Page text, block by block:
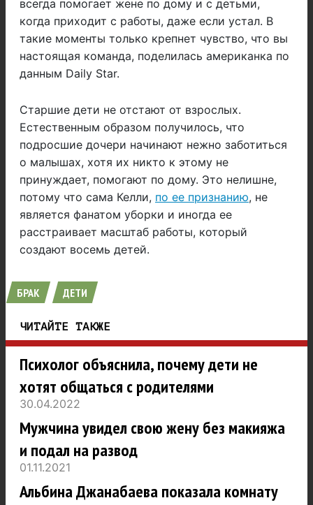
всегда помогает жене по дому и с детьми,
когда приходит с работы, даже если устал. В
такие моменты только крепнет чувство, что вы
настоящая команда, поделилась американка по
данным Daily Star.
Старшие дети не отстают от взрослых.
Естественным образом получилось, что
подросшие дочери начинают нежно заботиться
о малышах, хотя их никто к этому не
принуждает, помогают по дому. Это нелишне,
потому что сама Келли, по ее признанию, не
является фанатом уборки и иногда ее
расстраивает масштаб работы, который
создают восемь детей.
БРАК ДЕТИ
ЧИТАЙТЕ ТАКЖЕ
Психолог объяснила, почему дети не
хотят общаться с родителями
30.04.2022
Мужчина увидел свою жену без макияжа
и подал на развод
01.11.2021
Альбина Джанабаева показала комнату